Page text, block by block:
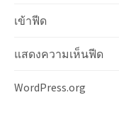
เข้าฟีด
แสดงความเห็นฟีด
WordPress.org